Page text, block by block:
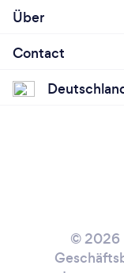
Über
Contact
© 2026